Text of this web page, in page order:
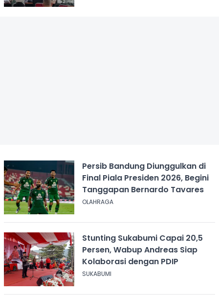
Persib Bandung Diunggulkan di
Final Piala Presiden 2026, Begini
Tanggapan Bernardo Tavares
OLAHRAGA
Stunting Sukabumi Capai 20,5
Persen, Wabup Andreas Siap
Kolaborasi dengan PDIP
SUKABUMI